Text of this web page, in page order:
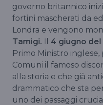
governo britannico
fortini mascherati da
Londra e vengono
Tamigi. Il 4 giugno del
Primo Ministro
Comuni il famoso
alla storia e che già
drammatico che sta
uno dei passaggi